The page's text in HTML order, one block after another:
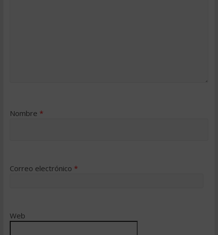
Nombre *
Correo electrónico *
Web